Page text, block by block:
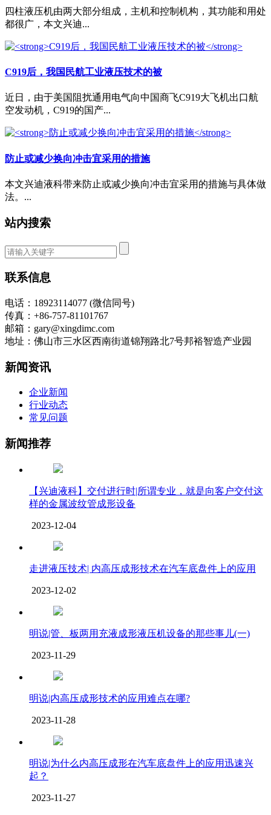
四柱液压机由两大部分组成，主机和控制机构，其功能和用处
都很广，本文兴迪...
C919后，我国民航工业液压技术的被
近日，由于美国阻扰通用电气向中国商飞C919大飞机出口航
空发动机，C919的国产...
防止或减少换向冲击宜采用的措施
本文兴迪液科带来防止或减少换向冲击宜采用的措施与具体做
法。...
站内搜索
联系信息
电话：18923114077 (微信同号)
传真：+86-757-81101767
邮箱：gary@xingdimc.com
地址：佛山市三水区西南街道锦翔路北7号邦裕智造产业园
新闻资讯
企业新闻
行业动态
常见问题
新闻推荐
【兴迪液科】交付进行时|所谓专业，就是向客户交付这
样的金属波纹管成形设备
2023-12-04
走进液压技术| 内高压成形技术在汽车底盘件上的应用
2023-12-02
明说|管、板两用充液成形液压机设备的那些事儿(一)
2023-11-29
明说|内高压成形技术的应用难点在哪?
2023-11-28
明说|为什么内高压成形在汽车底盘件上的应用迅速兴
起？
2023-11-27